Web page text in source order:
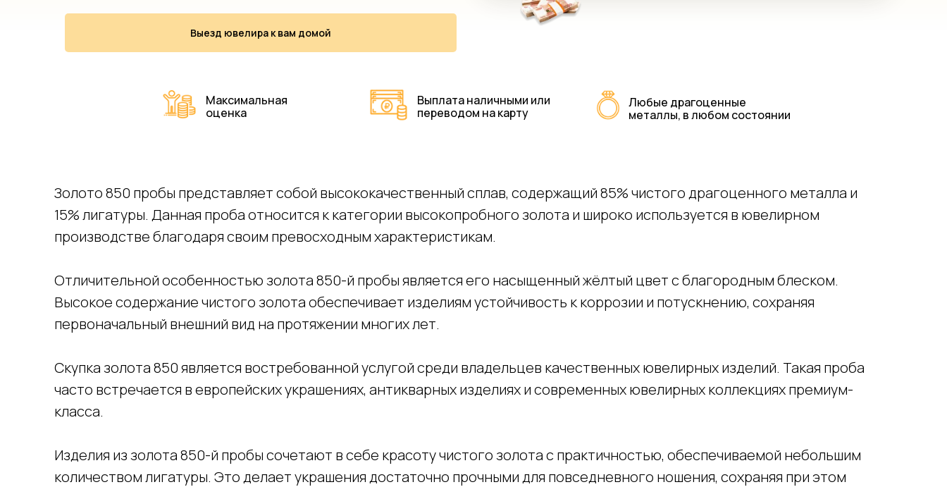
Максимальная
оценка
Выплата наличными или
переводом на карту
Выезд ювелира к вам домой
Любые драгоценные
металлы, в любом состоянии
Золото 850 пробы представляет собой высококачественный сплав, содержащий 85% чистого драгоценного металла и
15% лигатуры. Данная проба относится к категории высокопробного золота и широко используется в ювелирном
производстве благодаря своим превосходным характеристикам.
Отличительной особенностью золота 850-й пробы является его насыщенный жёлтый цвет с благородным блеском.
Высокое содержание чистого золота обеспечивает изделиям устойчивость к коррозии и потускнению, сохраняя
первоначальный внешний вид на протяжении многих лет.
Скупка золота 850 является востребованной услугой среди владельцев качественных ювелирных изделий. Такая проба
часто встречается в европейских украшениях, антикварных изделиях и современных ювелирных коллекциях премиум-
класса.
Изделия из золота 850-й пробы сочетают в себе красоту чистого золота с практичностью, обеспечиваемой небольшим
количеством лигатуры. Это делает украшения достаточно прочными для повседневного ношения, сохраняя при этом